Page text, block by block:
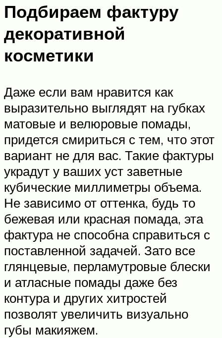
Подбираем фактуру
декоративной
косметики
Даже если вам нравится как
выразительно выглядят на губках
матовые и велюровые помады,
придется смириться с тем, что этот
вариант не для вас. Такие фактуры
украдут у ваших уст заветные
кубические миллиметры объема.
Не зависимо от оттенка, будь то
бежевая или красная помада, эта
фактура не способна справиться с
поставленной задачей. Зато все
глянцевые, перламутровые блески
и атласные помады даже без
контура и других хитростей
позволят увеличить визуально
губы макияжем.